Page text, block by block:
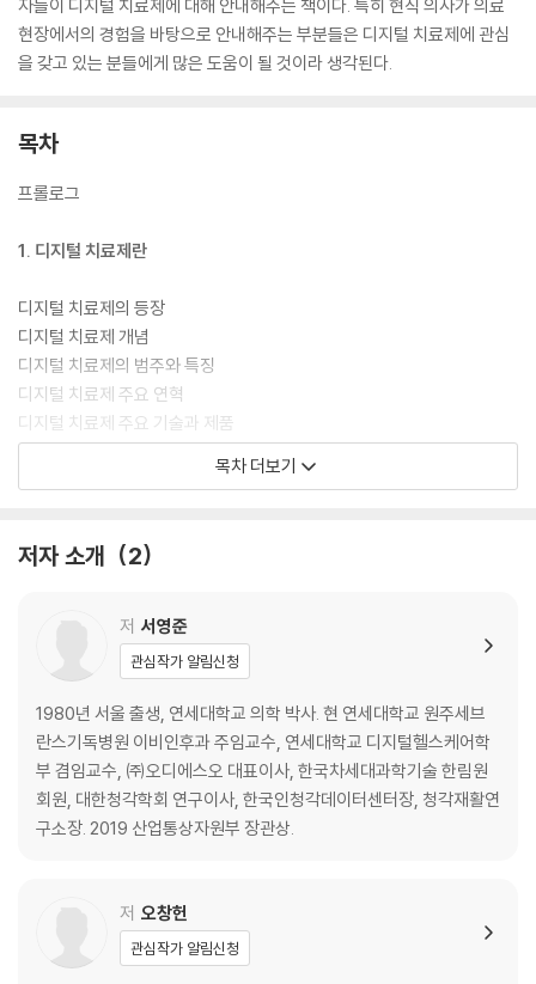
자들이 디지털 치료제에 대해 안내해주는 책이다. 특히 현직 의사가 의료
현장에서의 경험을 바탕으로 안내해주는 부분들은 디지털 치료제에 관심
을 갖고 있는 분들에게 많은 도움이 될 것이라 생각된다.
목차
프롤로그
1. 디지털 치료제란
디지털 치료제의 등장
디지털 치료제 개념
디지털 치료제의 범주와 특징
디지털 치료제 주요 연혁
디지털 치료제 주요 기술과 제품
◆ 의사가 알려주는 ‘디지털 치료제’ 이야기 1
디지털 치료제의 종류
디지털 치료제의 적용 분야
디지털 치료제가 주목받는 이유
◆ 의사가 알려주는 ‘디지털 치료제’ 이야기 2
3. 디지털 치료제와 맞춤형 정밀의료
맞춤의료와 정밀의료
정밀의료의 기대효과
4. 디지털 치료제의 개발
목차 더보기
저자 소개 2
저 서영준
관심작가 알림신청
1980년 서울 출생, 연세대학교 의학 박사. 현 연세대학교 원주세브
란스기독병원 이비인후과 주임교수, 연세대학교 디지털헬스케어학
부 겸임교수, ㈜오디에스오 대표이사, 한국차세대과학기술 한림원
회원, 대한청각학회 연구이사, 한국인청각데이터센터장, 청각재활연
구소장. 2019 산업통상자원부 장관상.
저 오창헌
관심작가 알림신청